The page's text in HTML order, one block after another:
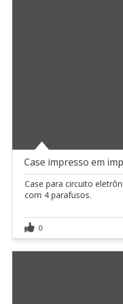
Case impresso em
Case para circuito
com 4 parafusos.
0